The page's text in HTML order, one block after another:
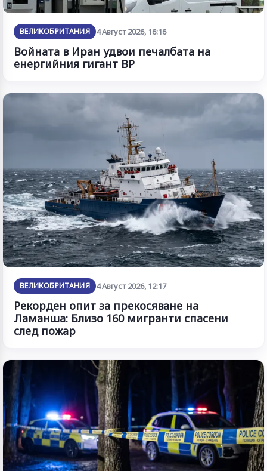
ВЕЛИКОБРИТАНИЯ 4 Август 2026, 16:16
Войната в Иран удвои печалбата на
енергийния гигант BP
ВЕЛИКОБРИТАНИЯ 4 Август 2026, 12:17
Рекорден опит за прекосяване на
Ламанша: Близо 160 мигранти спасени
след пожар